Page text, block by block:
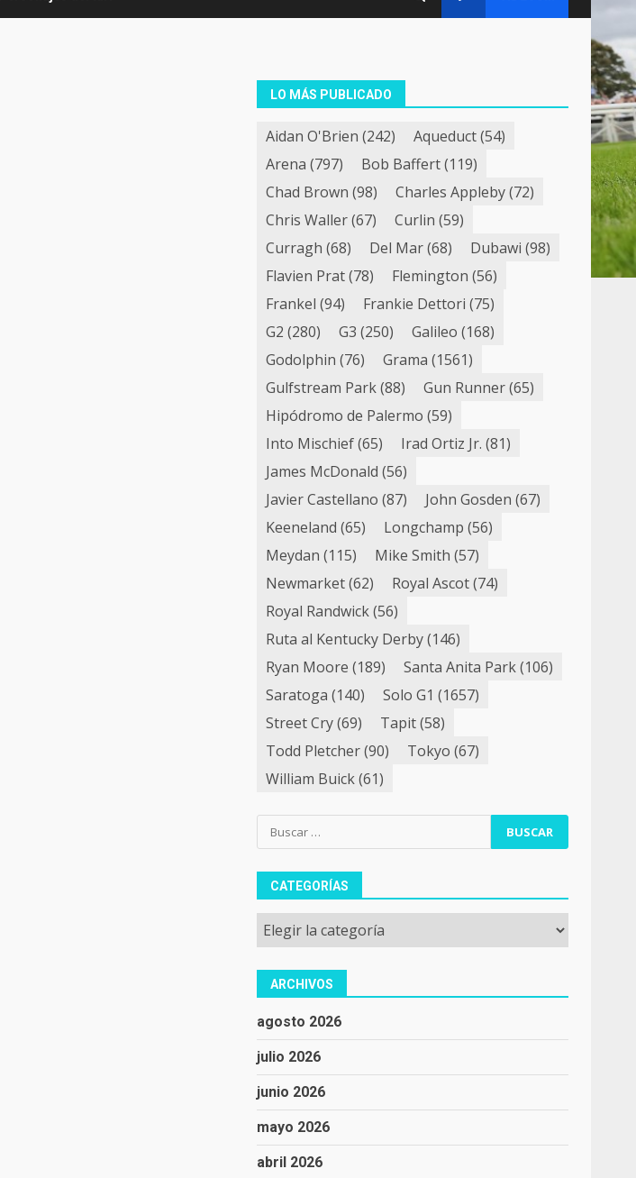
LO MÁS PUBLICADO
Aidan O'Brien (242) Aqueduct(54)
Arena (797) Bob Baffert(119)
Chad Brown (98) Charles Appleby(72)
Chris Waller(67) Curlin (59)
Curragh (68) Del Mar(68) Dubawi (98)
Flavien Prat(78) Flemington (56)
Frankel (94) Frankie Dettori (75)
G2 (280) G3 (250) Galileo (168)
Godolphin (76) Grama (1561)
Gulfstream Park(88) Gun Runner(65)
Hipódromo de Palermo (59)
Into Mischief(65) Irad Ortiz Jr. (81)
James McDonald (56)
Javier Castellano (87) John Gosden (67)
Keeneland (65) Longchamp (56)
Meydan (115) Mike Smith (57)
Newmarket(62) Royal Ascot(74)
Royal Randwick(56)
Ruta al Kentucky Derby(146)
Ryan Moore (189) Santa Anita Park(106)
Saratoga (140) Solo G1 (1657)
Street Cry(69) Tapit(58)
Todd Pletcher(90) Tokyo (67)
William Buick(61)
Buscar:
CATEGORÍAS
Categorías
ARCHIVOS
agosto 2026
julio 2026
junio 2026
mayo 2026
abril 2026